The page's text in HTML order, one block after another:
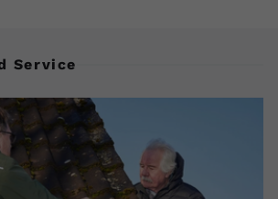
Service